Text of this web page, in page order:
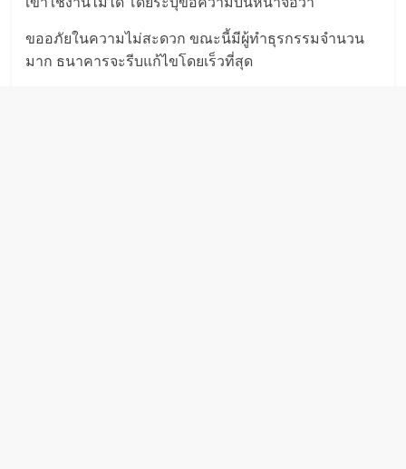
ขออภัยในความไม่สะดวก ขณะนี้มีผู้ทำธุรกรรมจำนวน
มาก ธนาคารจะรีบแก้ไขโดยเร็วที่สุด